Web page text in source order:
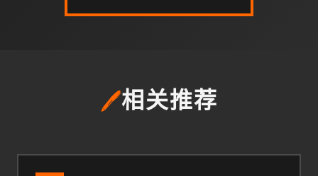
🖊️相关推荐